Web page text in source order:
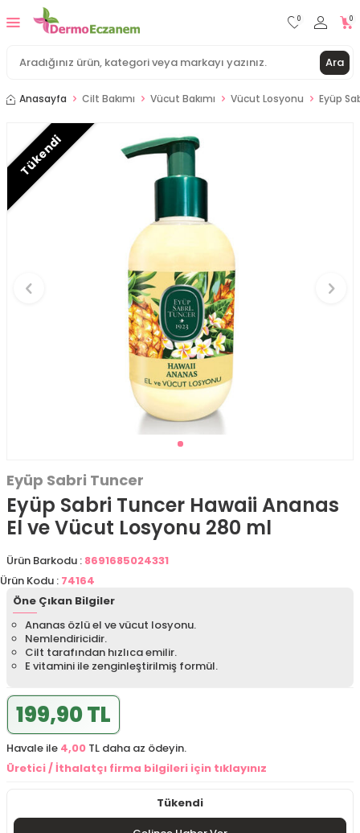
Ara
0 0
Anasayfa Cilt Bakımı Vücut Bakımı Vücut Losyonu Eyüp
Tükendi
Eyüp Sabri Tuncer
Eyüp Sabri Tuncer Hawaii Ananas
El ve Vücut Losyonu 280 ml
Ürün Barkodu : 8691685024331
Ürün Kodu : 74164
Öne Çıkan Bilgiler
Ananas özlü el ve vücut losyonu.
Nemlendiricidir.
Cilt tarafından hızlıca emilir.
E vitamini ile zenginleştirilmiş formül.
199,90 TL
Havale ile 4,00 TL daha az ödeyin.
Üretici / İthalatçı firma bilgileri için tıklayınız
Tükendi